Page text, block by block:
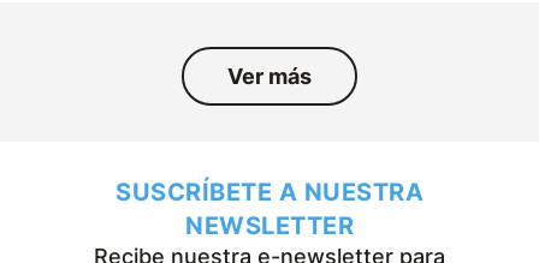
Ver más
SUSCRÍBETE A NUESTRA
NEWSLETTER
Recibe nuestra e-newsletter para